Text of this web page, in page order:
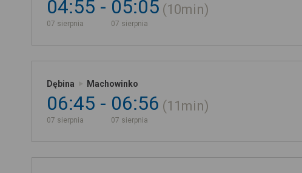
04:55
07 sierpnia
05:05
07 sierpnia
10min
Dębina Machowinko
06:45
07 sierpnia
06:56
07 sierpnia
11min